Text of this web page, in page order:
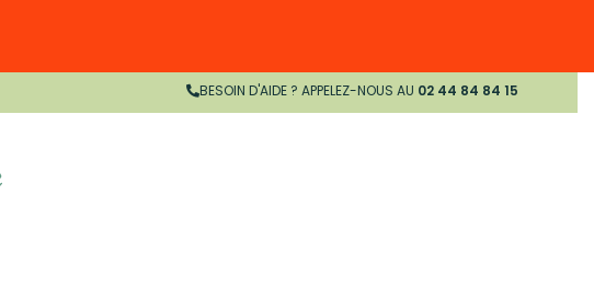
BESOIN D'AIDE ? APPELEZ-NOUS AU 02 44 84 84 15